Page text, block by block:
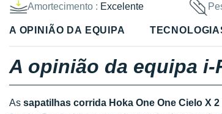
Amortecimento : Excelente
A OPINIÃO DA EQUIPA
A opinião da equipa i-
As sapatilhas corrida Hoka One One Cielo X 2